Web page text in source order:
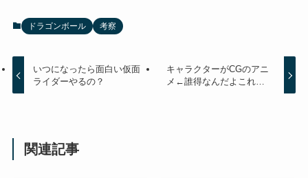
ドラゴンボール 考察
いつになったら面白い仮面
ライダーやるの？
キャラクターがCGのアニ
メ←誰得なんだよこれ…
関連記事